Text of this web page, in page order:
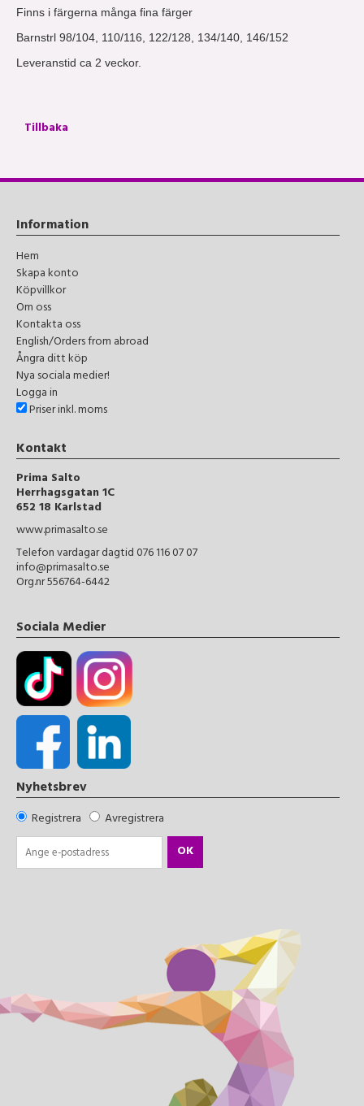
Finns i färgerna många fina färger
Barnstrl 98/104, 110/116, 122/128, 134/140, 146/152
Leveranstid ca 2 veckor.
Tillbaka
Information
Hem
Skapa konto
Köpvillkor
Om oss
Kontakta oss
English/Orders from abroad
Ångra ditt köp
Nya sociala medier!
Logga in
Priser inkl. moms
Kontakt
Prima Salto
Herrhagsgatan 1C
652 18 Karlstad
www.primasalto.se
Telefon vardagar dagtid 076 116 07 07
info@primasalto.se
Org.nr 556764-6442
Sociala Medier
Nyhetsbrev
Registrera
Avregistrera
OK